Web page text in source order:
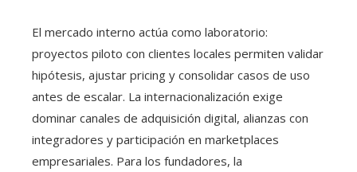
El mercado interno actúa como laboratorio:
proyectos piloto con clientes locales permiten validar
hipótesis, ajustar pricing y consolidar casos de uso
antes de escalar. La internacionalización exige
dominar canales de adquisición digital, alianzas con
integradores y participación en marketplaces
empresariales. Para los fundadores, la